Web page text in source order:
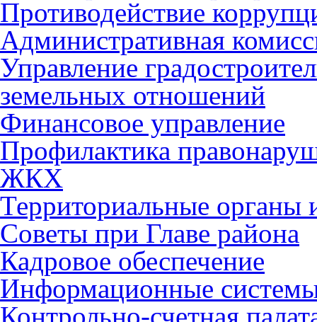
Противодействие
Административная
Управление
земельных отношений
Финансовое управление
Профилактика
ЖКХ
Территориальные органы
Советы при Главе района
Кадровое обеспечение
Информационные